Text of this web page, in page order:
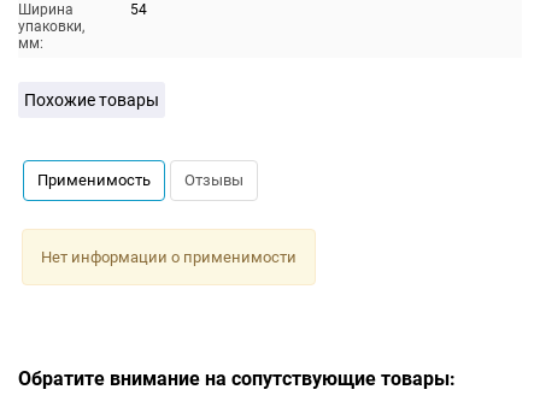
Ширина
упаковки,
мм:
54
Похожие товары
Применимость Отзывы
Нет информации о применимости
Обратите внимание на сопутствующие товары: